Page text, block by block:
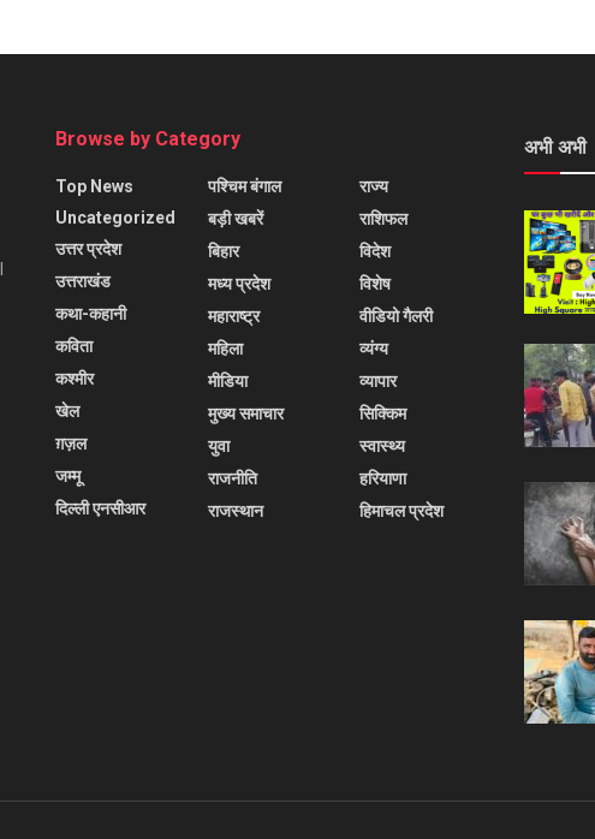
Browse by Category
Top News
Uncategorized
उत्तर प्रदेश
उत्तराखंड
कथा-कहानी
कविता
कश्मीर
खेल
ग़ज़ल
जम्मू
दिल्ली एनसीआर
पश्चिम बंगाल
बड़ी खबरें
बिहार
मध्य प्रदेश
महाराष्ट्र
महिला
मीडिया
मुख्य समाचार
युवा
राजनीति
राजस्थान
राज्य
राशिफल
विदेश
विशेष
वीडियो गैलरी
व्यंग्य
व्यापार
सिक्किम
स्वास्थ्य
हरियाणा
हिमाचल प्रदेश
अभी अभी